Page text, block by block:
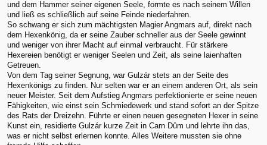
und dem Hammer seiner eigenen Seele, formte es nach seinem Willen
und ließ es schließlich auf seine Feinde niederfahren.
So schwang er sich zum mächtigsten Magier Angmars auf, direkt nach
dem Hexenkönig, da er seine Zauber schneller aus der Seele gewinnt
und weniger von ihrer Macht auf einmal verbraucht. Für stärkere
Hexereien benötigt er weniger Seelen und Zeit, als seine laienhaften
Getreuen.
Von dem Tag seiner Segnung, war Gulzár stets an der Seite des
Hexenkönigs zu finden. Nur selten war er an einem anderen Ort, als sein
neuer Meister. Seit dem Aufstieg Angmars perfektionierte er seine neuen
Fähigkeiten, wie einst sein Schmiedewerk und stand sofort an der Spitze
des Rats der Dreizehn. Führte er einen neuen gesegneten Hexer in seine
Kunst ein, residierte Gulzár kurze Zeit in Carn Dûm und lehrte ihn das,
was er nicht selbst erlernen konnte. Alles Weitere mussten sie ohne